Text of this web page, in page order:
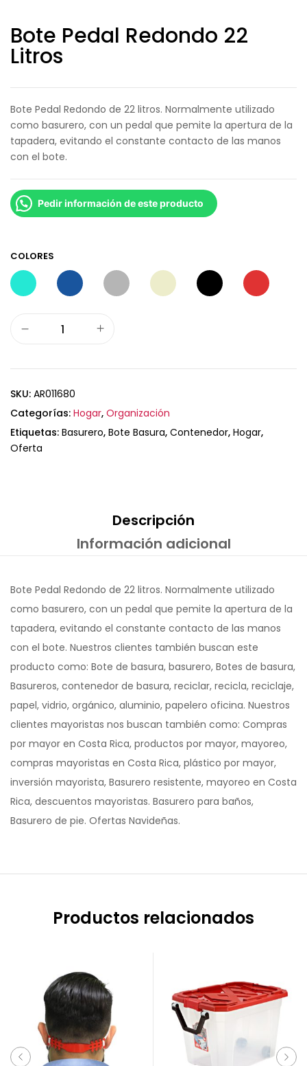
Bote Pedal Redondo 22
Litros
Bote Pedal Redondo de 22 litros. Normalmente utilizado
como basurero, con un pedal que pemite la apertura de la
tapadera, evitando el constante contacto de las manos
con el bote.
Pedir información de este producto
COLORES
SKU: AR011680
Categorías: Hogar, Organización
Etiquetas: Basurero, Bote Basura, Contenedor, Hogar,
Oferta
Descripción
Información adicional
Bote Pedal Redondo de 22 litros. Normalmente utilizado
como basurero, con un pedal que pemite la apertura de la
tapadera, evitando el constante contacto de las manos
con el bote. Nuestros clientes también buscan este
producto como: Bote de basura, basurero, Botes de basura,
Basureros, contenedor de basura, reciclar, recicla, reciclaje,
papel, vidrio, orgánico, aluminio, papelero oficina. Nuestros
clientes mayoristas nos buscan también como: Compras
por mayor en Costa Rica, productos por mayor, mayoreo,
compras mayoristas en Costa Rica, plástico por mayor,
inversión mayorista, Basurero resistente, mayoreo en Costa
Rica, descuentos mayoristas. Basurero para baños,
Basurero de pie. Ofertas Navideñas.
Productos relacionados